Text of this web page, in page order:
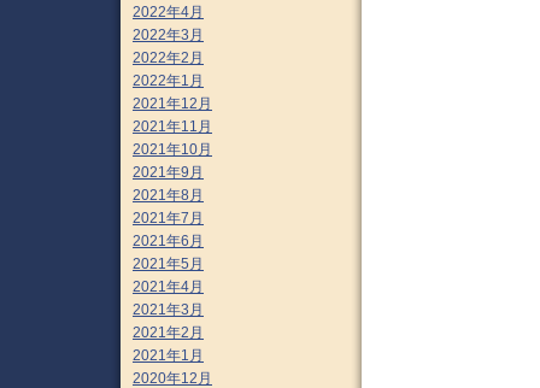
2022年4月
2022年3月
2022年2月
2022年1月
2021年12月
2021年11月
2021年10月
2021年9月
2021年8月
2021年7月
2021年6月
2021年5月
2021年4月
2021年3月
2021年2月
2021年1月
2020年12月